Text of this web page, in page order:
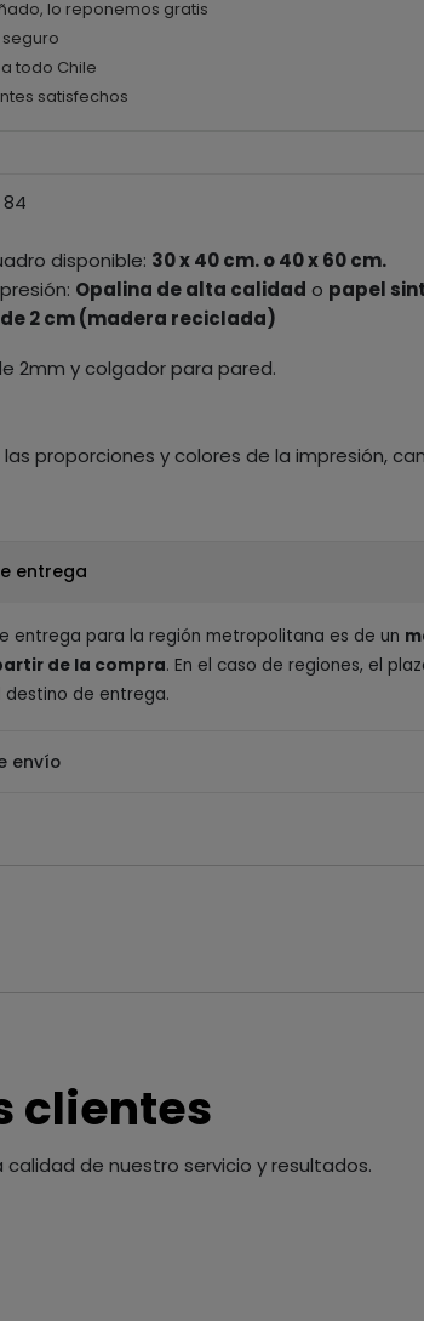
lo reponemos gratis
seguro
todo Chile
satisfechos
disponible: 30 x 40 cm. o 40 x 60 cm.
Opalina de alta calidad o papel
2 cm (madera reciclada)
2mm y colgador para pared.
las proporciones y colores de la impresión,
entrega
entrega para la región metropolitana es de un
de la compra. En el caso de regiones, el
destino de entrega.
envío
clientes
de nuestro servicio y resultados.